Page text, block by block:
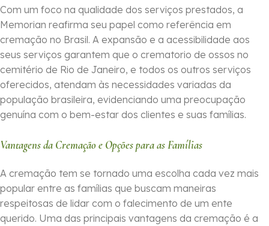
Com um foco na qualidade dos serviços prestados, a
Memorian reafirma seu papel como referência em
cremação no Brasil. A expansão e a acessibilidade aos
seus serviços garantem que o crematorio de ossos no
cemitério de Rio de Janeiro, e todos os outros serviços
oferecidos, atendam às necessidades variadas da
população brasileira, evidenciando uma preocupação
genuína com o bem-estar dos clientes e suas famílias.
Vantagens da Cremação e Opções para as Famílias
A cremação tem se tornado uma escolha cada vez mais
popular entre as famílias que buscam maneiras
respeitosas de lidar com o falecimento de um ente
querido. Uma das principais vantagens da cremação é a